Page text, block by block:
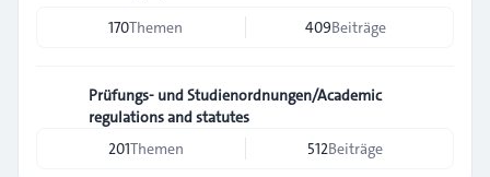
170Themen 409Beiträge
Prüfungs- und Studienordnungen/Academic
regulations and statutes
201Themen 512Beiträge